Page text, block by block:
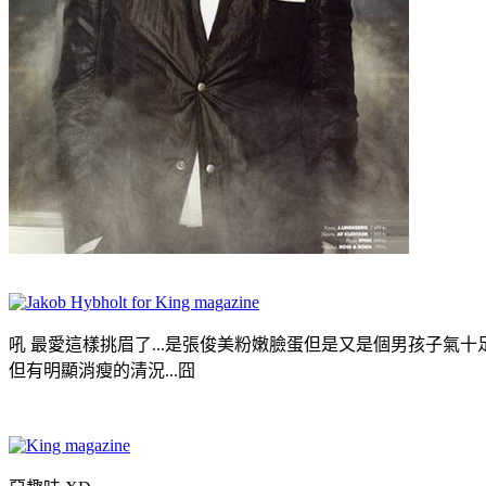
吼 最愛這樣挑眉了...是張俊美粉嫩臉蛋但是又是個男孩子氣十
但有明顯消瘦的清況...囧